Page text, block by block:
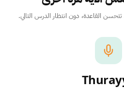
القاعدة، دون انتظار الدرس التالي.